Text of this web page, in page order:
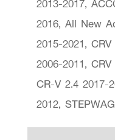
2016, All New
2015-2021,
2006-2011,
CR-V 2.4 2017-
2012,